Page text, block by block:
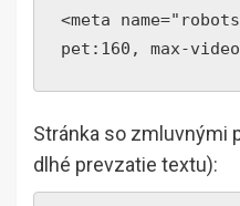
<meta
pet:160, max-
Stránka so zmluvnými
dlhé prevzatie textu):